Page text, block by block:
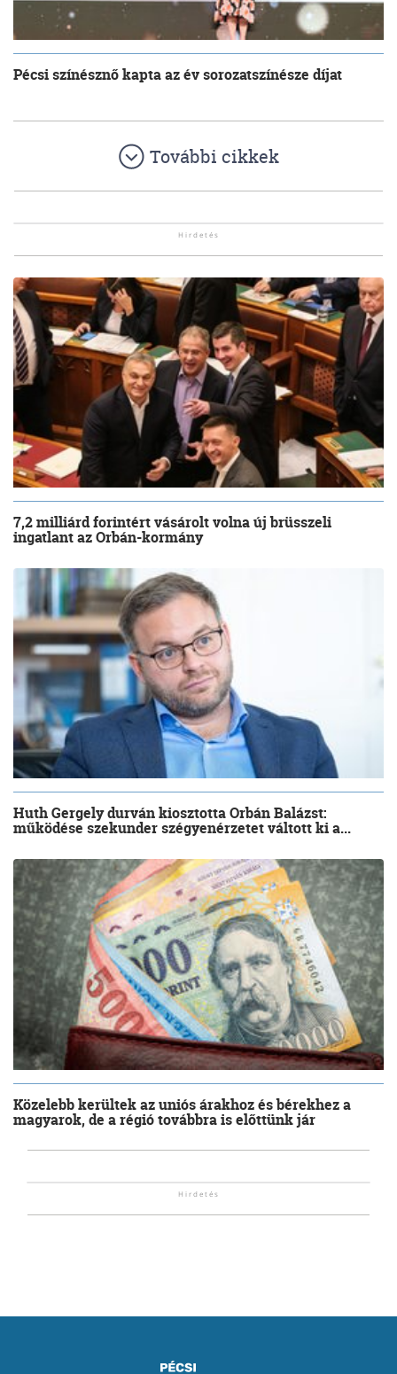
Pécsi színésznő kapta az év sorozatszínésze díjat
További cikkek
7,2 milliárd forintért vásárolt volna új brüsszeli
ingatlant az Orbán-kormány
Huth Gergely durván kiosztotta Orbán Balázst:
működése szekunder szégyenérzetet váltott ki a...
Közelebb kerültek az uniós árakhoz és bérekhez a
magyarok, de a régió továbbra is előttünk jár